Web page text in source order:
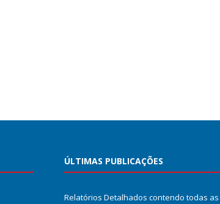
ÚLTIMAS PUBLICAÇÕES
Relatórios Detalhados contendo todas as